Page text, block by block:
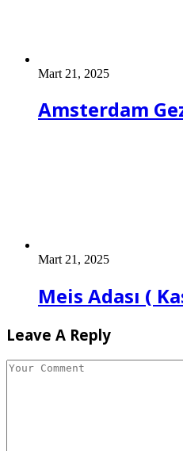
Mart 21, 2025
Amsterdam
Mart 21, 2025
Meis Adası (
Leave A Reply